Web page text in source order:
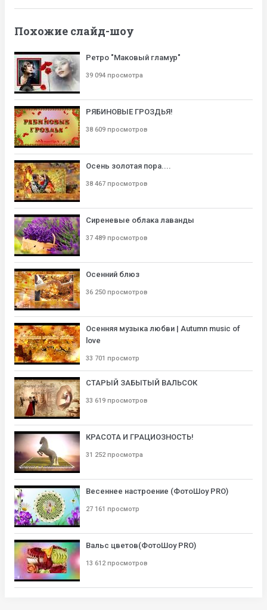
Похожие слайд-шоу
Ретро "Маковый гламур"
39 094 просмотра
РЯБИНОВЫЕ ГРОЗДЬЯ!
38 609 просмотров
Осень золотая пора....
38 467 просмотров
Сиреневые облака лаванды
37 489 просмотров
Осенний блюз
36 250 просмотров
Осенняя музыка любви | Autumn music of
love
33 701 просмотр
СТАРЫЙ ЗАБЫТЫЙ ВАЛЬСОК
33 619 просмотров
КРАСОТА И ГРАЦИОЗНОСТЬ!
31 252 просмотра
Весеннее настроение (ФотоШоу PRO)
27 161 просмотр
Вальс цветов(ФотоШоу PRO)
13 612 просмотров